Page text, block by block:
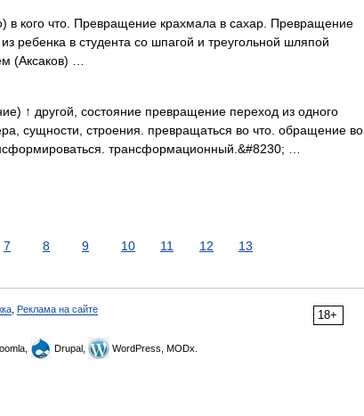
в кого что. Превращение крахмала в сахар. Превращение
ребенка в студента со шпагой и треугольной шляпой
(Аксаков) …
↑ другой, состояние превращение переход из одного
сущности, строения. превращаться во что. обращение во
трансформационный.&#8230; …
7 8 9 10 11 12 13
18+
Реклама на сайте
Drupal, WordPress, MODx.